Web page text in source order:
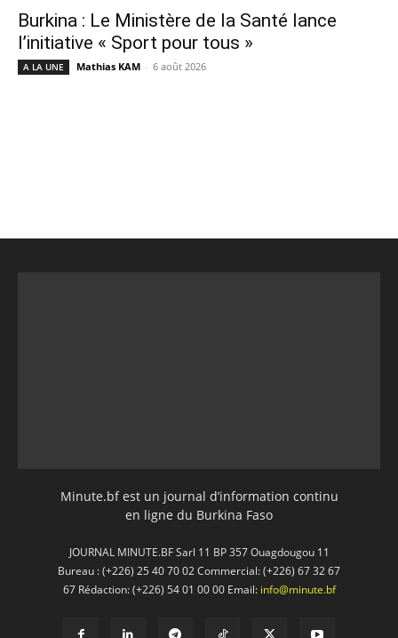
Burkina : Le Ministère de la Santé lance
l’initiative « Sport pour tous »
A LA UNE Mathias KAM - 6 août 2026
Minute.bf est un journal d’information continu
en ligne du Burkina Faso
JOURNAL MINUTE.BF Sarl 11 BP 357 Ouagdougou 11
Bureau : (+226) 25 40 70 02 Commercial: (+226) 67 32 67
67 Rédaction: (+226) 54 01 00 00 Email: info@minute.bf